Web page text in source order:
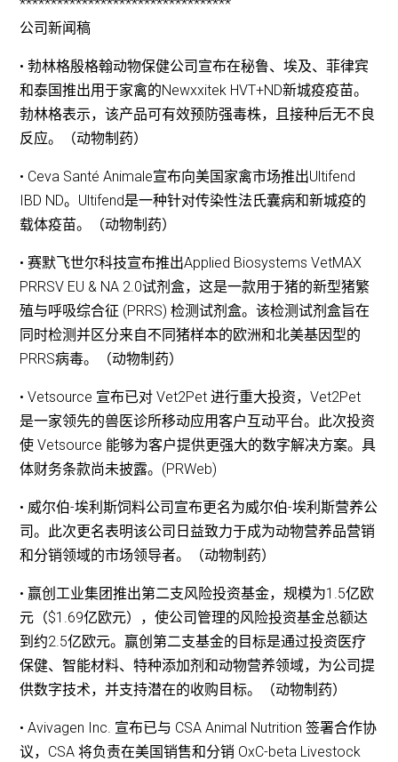
**********************************
公司新闻稿
• 勃林格殷格翰动物保健公司宣布在秘鲁、埃及、菲律宾
和泰国推出用于家禽的Newxxitek HVT+ND新城疫疫苗。
勃林格表示，该产品可有效预防强毒株，且接种后无不良
反应。（动物制药）
• Ceva Santé Animale宣布向美国家禽市场推出Ultifend
IBD ND。Ultifend是一种针对传染性法氏囊病和新城疫的
载体疫苗。（动物制药）
• 赛默飞世尔科技宣布推出Applied Biosystems VetMAX
PRRSV EU & NA 2.0试剂盒，这是一款用于猪的新型猪繁
殖与呼吸综合征 (PRRS) 检测试剂盒。该检测试剂盒旨在
同时检测并区分来自不同猪样本的欧洲和北美基因型的
PRRS病毒。（动物制药）
• Vetsource 宣布已对 Vet2Pet 进行重大投资，Vet2Pet
是一家领先的兽医诊所移动应用客户互动平台。此次投资
使 Vetsource 能够为客户提供更强大的数字解决方案。具
体财务条款尚未披露。(PRWeb)
• 威尔伯-埃利斯饲料公司宣布更名为威尔伯-埃利斯营养公
司。此次更名表明该公司日益致力于成为动物营养品营销
和分销领域的市场领导者。（动物制药）
• 赢创工业集团推出第二支风险投资基金，规模为1.5亿欧
元（$1.69亿欧元），使公司管理的风险投资基金总额达
到约2.5亿欧元。赢创第二支基金的目标是通过投资医疗
保健、智能材料、特种添加剂和动物营养领域，为公司提
供数字技术，并支持潜在的收购目标。（动物制药）
• Avivagen Inc. 宣布已与 CSA Animal Nutrition 签署合作协
议，CSA 将负责在美国销售和分销 OxC-beta Livestock